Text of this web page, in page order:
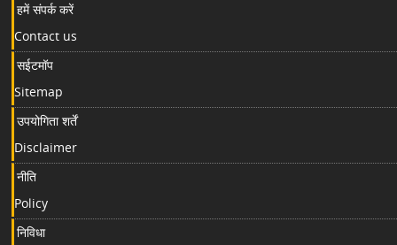
हमें संपर्क करें
Contact us
सईटमॉप
Sitemap
उपयोगिता शर्तें
Disclaimer
नीति
Policy
निविधा